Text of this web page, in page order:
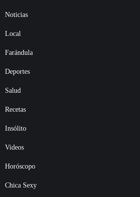
Noticias
Local
Farándula
Deportes
Salud
Recetas
Insólito
Videos
Horóscopo
Chica Sexy